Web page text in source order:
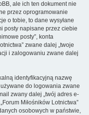
ale ich ten dokument nie
przez oprogramowanie
o tobie, to dane wysyłane
posty napisane przez ciebie
posty”, konta
zwane dalej „twoje
i zalogowaniu zwane dalej
identyfikacyjną nazwę
do logowania zwane
zwany dalej „twój adres e-
Miłośników Lotnictwa”
osobowych w państwie,